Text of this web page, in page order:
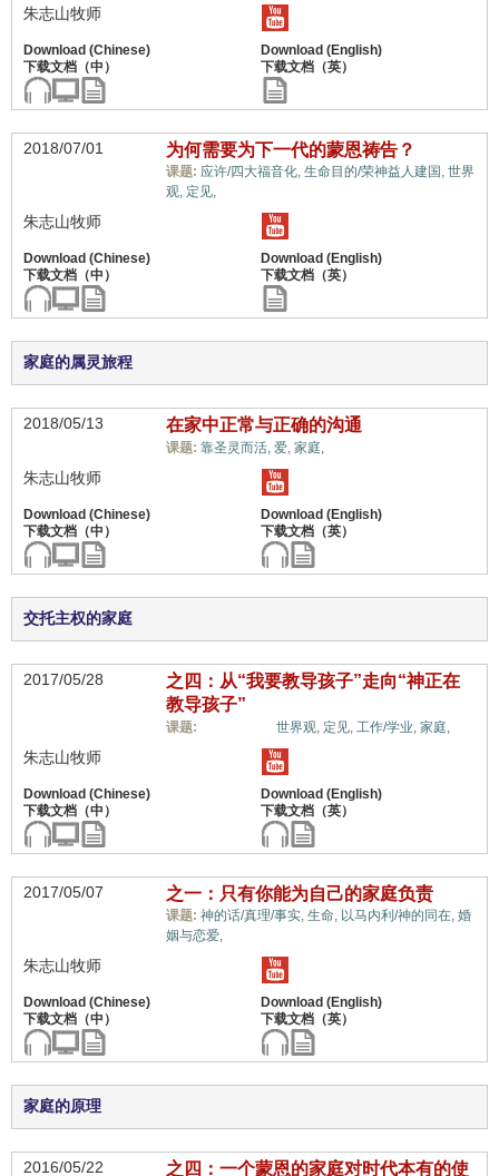
朱志山牧师
2018/07/01 为何需要为下一代的蒙恩祷告？
课题: 应许/四大福音化, 生命目的/荣神益人建国, 世界
观, 定见,
朱志山牧师
家庭的属灵旅程
2018/05/13 在家中正常与正确的沟通
课题: 靠圣灵而活, 爱, 家庭,
朱志山牧师
交托主权的家庭
2017/05/28
之四：从“我要教导孩子”走向“神正在
教导孩子”
课题: 世界观, 定见, 工作/学业, 家庭,
朱志山牧师
2017/05/07 之一：只有你能为自己的家庭负责
课题: 神的话/真理/事实, 生命, 以马内利/神的同在, 婚
姻与恋爱,
朱志山牧师
家庭的原理
2016/05/22 之四：一个蒙恩的家庭对时代本有的使